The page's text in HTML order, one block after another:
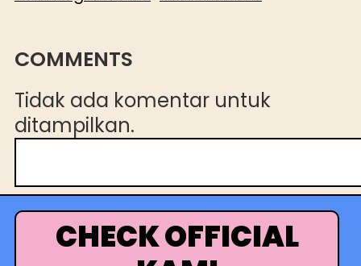
COMMENTS
Tidak ada komentar untuk
ditampilkan.
r
i
CHECK OFFICIAL